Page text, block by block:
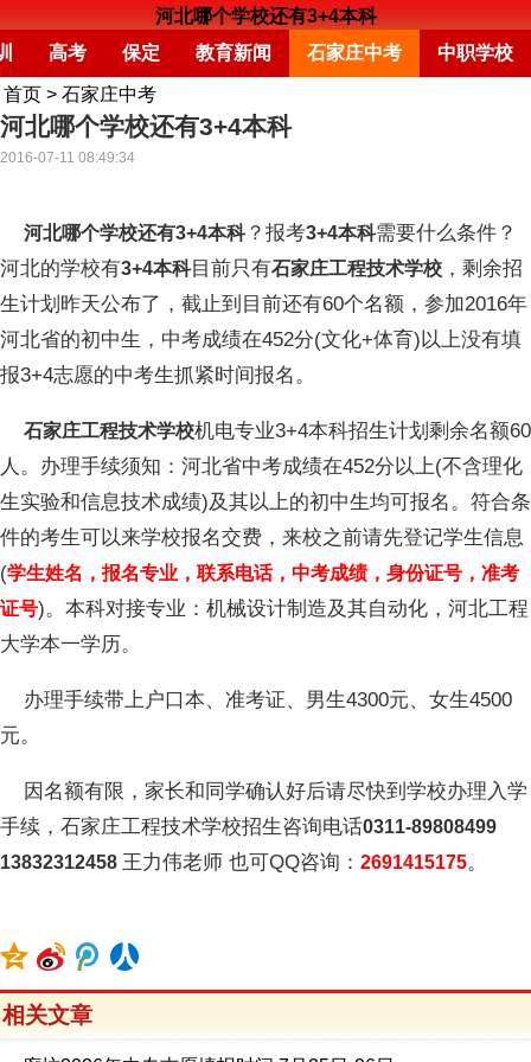
河北哪个学校还有3+4本科
高考 保定 教育新闻 石家庄中考 中职学校
首页 > 石家庄中考
河北哪个学校还有3+4本科
2016-07-11 08:49:34
河北哪个学校还有3+4本科？报考3+4本科需要什么条件？
河北的学校有3+4本科目前只有石家庄工程技术学校 ，剩余招
生计划昨天公布了，截止到目前还有60个名额，参加2016年
河北省的初中生，中考成绩在452分(文化+体育)以上没有填
报3+4志愿的中考生抓紧时间报名。
石家庄工程技术学校机电专业3+4本科招生计划剩余名额60
人。办理手续须知：河北省中考成绩在452分以上(不含理化
生实验和信息技术成绩)及其以上的初中生均可报名。符合条
件的考生可以来学校报名交费，来校之前请先登记学生信息
(学生姓名，报名专业，联系电话，中考成绩，身份证号，准考
证号)。本科对接专业：机械设计制造及其自动化，河北工程
大学本一学历。
办理手续带上户口本、准考证、男生4300元、女生4500
元。
因名额有限，家长和同学确认好后请尽快到学校办理入学
手续，石家庄工程技术学校招生咨询电话0311-89808499
13832312458 王力伟老师 也可QQ咨询： 2691415175。
相关文章